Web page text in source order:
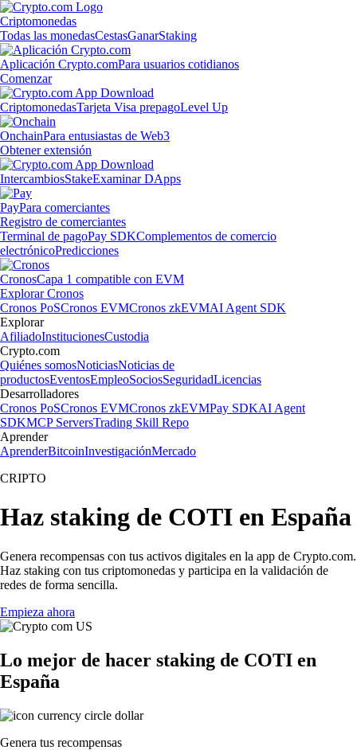
Criptomonedas
Todas las monedasCestasGanarStaking
Aplicación Crypto.comPara usuarios cotidianos
Comenzar
CriptomonedasTarjeta Visa prepagoLevel Up
OnchainPara entusiastas de Web3
Obtener extensión
IntercambiosStakeExaminar DApps
PayPara comerciantes
Registro de comerciantes
Terminal de pagoPay SDKComplementos de comercio
electrónicoPredicciones
CronosCapa 1 compatible con EVM
Explorar Cronos
Cronos PoSCronos EVMCronos zkEVMAI Agent SDK
Explorar
AfiliadoInstitucionesCustodia
Crypto.com
Quiénes somosNoticiasNoticias de
productosEventosEmpleoSociosSeguridadLicencias
Desarrolladores
Cronos PoSCronos EVMCronos zkEVMPay SDKAI Agent
SDKMCP ServersTrading Skill Repo
Aprender
AprenderBitcoinInvestigaciónMercado
CRIPTO
Haz staking de COTI en España
Genera recompensas con tus activos digitales en la app de Crypto.com.
Haz staking con tus criptomonedas y participa en la validación de
redes de forma sencilla.
Empieza ahora
Lo mejor de hacer staking de COTI en
España
Genera tus recompensas